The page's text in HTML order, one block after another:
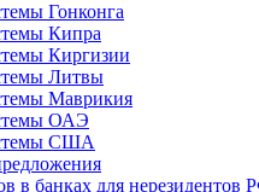
Гонконга
Кипра
Киргизии
Литвы
Маврикия
ОАЭ
США
в банках для нерезидентов